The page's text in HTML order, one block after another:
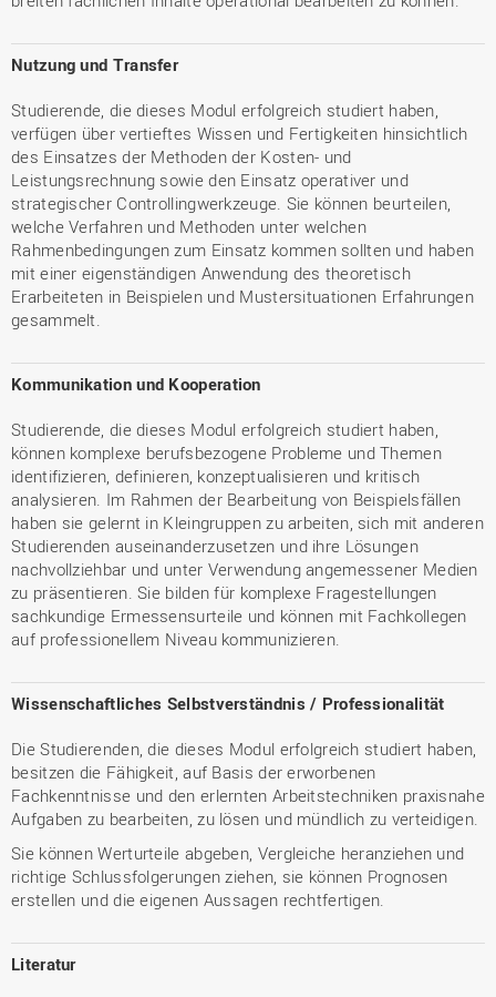
Nutzung und Transfer
Studierende, die dieses Modul erfolgreich studiert haben,
verfügen über vertieftes Wissen und Fertigkeiten hinsichtlich
des Einsatzes der Methoden der Kosten- und
Leistungsrechnung sowie den Einsatz operativer und
strategischer Controllingwerkzeuge. Sie können beurteilen,
welche Verfahren und Methoden unter welchen
Rahmenbedingungen zum Einsatz kommen sollten und haben
mit einer eigenständigen Anwendung des theoretisch
Erarbeiteten in Beispielen und Mustersituationen Erfahrungen
gesammelt.
Kommunikation und Kooperation
Studierende, die dieses Modul erfolgreich studiert haben,
können komplexe berufsbezogene Probleme und Themen
identifizieren, definieren, konzeptualisieren und kritisch
analysieren. Im Rahmen der Bearbeitung von Beispielsfällen
haben sie gelernt in Kleingruppen zu arbeiten, sich mit anderen
Studierenden auseinanderzusetzen und ihre Lösungen
nachvollziehbar und unter Verwendung angemessener Medien
zu präsentieren. Sie bilden für komplexe Fragestellungen
sachkundige Ermessensurteile und können mit Fachkollegen
auf professionellem Niveau kommunizieren.
Wissenschaftliches Selbstverständnis / Professionalität
Die Studierenden, die dieses Modul erfolgreich studiert haben,
besitzen die Fähigkeit, auf Basis der erworbenen
Fachkenntnisse und den erlernten Arbeitstechniken praxisnahe
Aufgaben zu bearbeiten, zu lösen und mündlich zu verteidigen.
Sie können Werturteile abgeben, Vergleiche heranziehen und
richtige Schlussfolgerungen ziehen, sie können Prognosen
erstellen und die eigenen Aussagen rechtfertigen.
Literatur